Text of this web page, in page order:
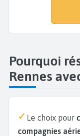
Pourquoi
Rennes
Le choix pour
compagnies